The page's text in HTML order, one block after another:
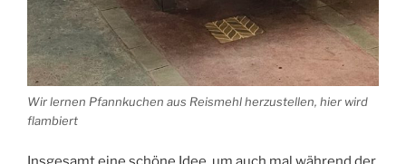
Wir lernen Pfannkuchen aus Reismehl herzustellen, hier wird
flambiert